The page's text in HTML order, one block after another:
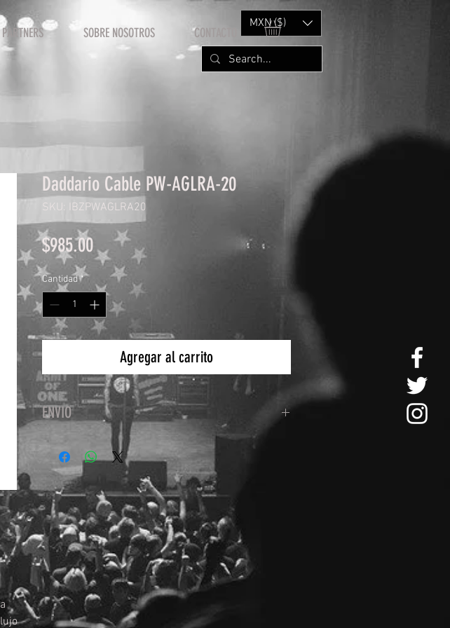
PARTNERS SOBRE NOSOTROS CONTACTO
MXN ($)
Daddario Cable PW-AGLRA-20
SKU: IBZPWAGLRA20
$985.00Precio
Cantidad *
Agregar al carrito
ENVIO
El servicio de envío es por medio de FEDEX y
ESTAFETA a nivel nacional, y sin costo adicional.